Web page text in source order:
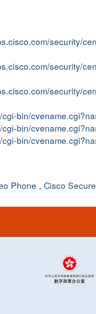
security/
security/
security/
bin/
bin/
bin/
Phone , Cisco